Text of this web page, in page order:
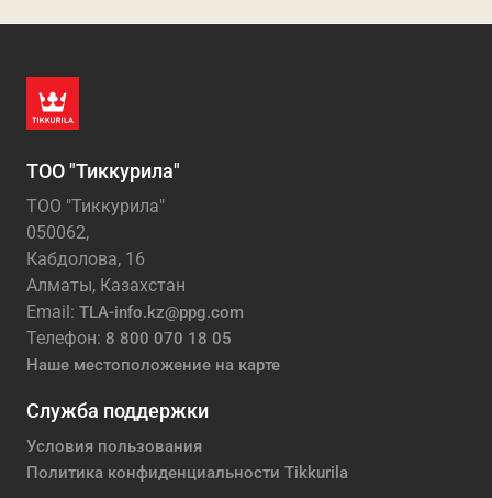
ТОО "Тиккурила"
ТОО "Тиккурила"
050062,
Кабдолова, 16
Алматы, Казахстан
Email: TLA-info.kz@ppg.com
Телефон: 8 800 070 18 05
Наше местоположение на карте
Служба поддержки
Условия пользования
Политика конфиденциальности Tikkurila